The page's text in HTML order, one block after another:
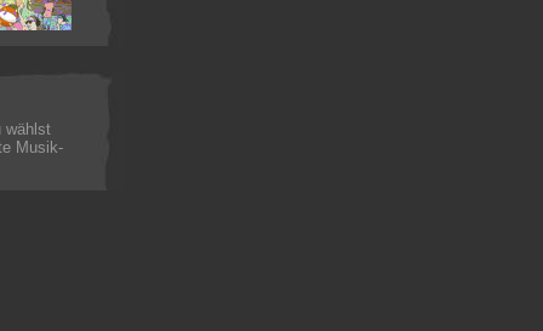
wählst
Musik-